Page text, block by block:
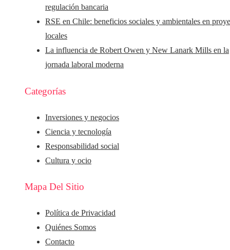
regulación bancaria
RSE en Chile: beneficios sociales y ambientales en
locales
La influencia de Robert Owen y New Lanark Mills en la
jornada laboral moderna
Categorías
Inversiones y negocios
Ciencia y tecnología
Responsabilidad social
Cultura y ocio
Mapa Del Sitio
Política de Privacidad
Quiénes Somos
Contacto